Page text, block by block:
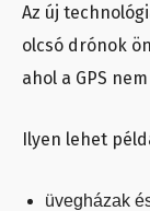
Az új
olcsó drónok
ahol a GPS
Ilyen lehet
üvegházak